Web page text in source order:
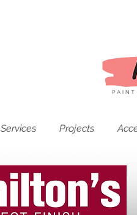
Services Projects